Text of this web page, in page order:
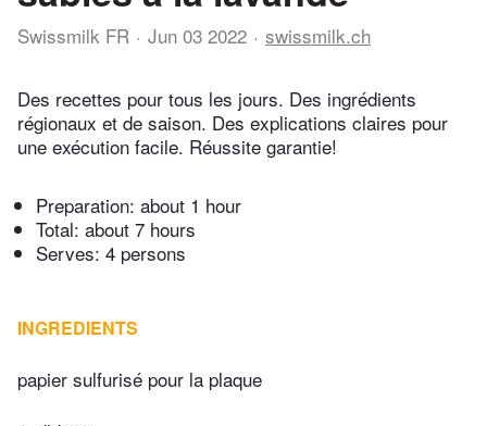
Swissmilk FR Jun 03 2022 swissmilk.ch
Des recettes pour tous les jours. Des ingrédients
régionaux et de saison. Des explications claires pour
une exécution facile. Réussite garantie!
Preparation: about 1 hour
Total: about 7 hours
Serves: 4 persons
INGREDIENTS
papier sulfurisé pour la plaque